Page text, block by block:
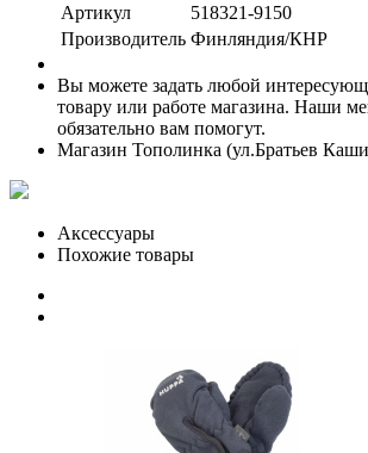
Артикул
518321-9150
Производитель Финляндия/КНР
Вы можете задать любой
товару или работе магазина. Наши
обязательно вам помогут.
Магазин Тополинка (ул.Братьев
Аксессуары
Похожие товары